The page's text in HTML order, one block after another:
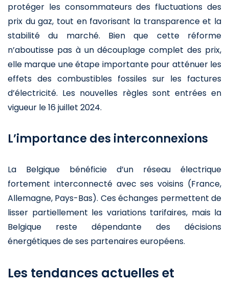
protéger les consommateurs des fluctuations des
prix du gaz, tout en favorisant la transparence et la
stabilité du marché. Bien que cette réforme
n’aboutisse pas à un découplage complet des prix,
elle marque une étape importante pour atténuer les
effets des combustibles fossiles sur les factures
d’électricité. Les nouvelles règles sont entrées en
vigueur le 16 juillet 2024.
L’importance des interconnexions
La Belgique bénéficie d’un réseau électrique
fortement interconnecté avec ses voisins (France,
Allemagne, Pays-Bas). Ces échanges permettent de
lisser partiellement les variations tarifaires, mais la
Belgique reste dépendante des décisions
énergétiques de ses partenaires européens.
Les tendances actuelles et